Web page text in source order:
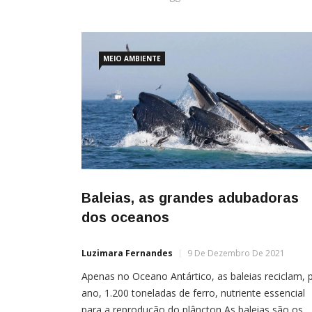
MEIO AMBIENTE
Baleias, as grandes adubadoras
dos oceanos
Luzimara Fernandes 9 De Dezembro De 2021
Apenas no Oceano Antártico, as baleias reciclam,
ano, 1.200 toneladas de ferro, nutriente essencial